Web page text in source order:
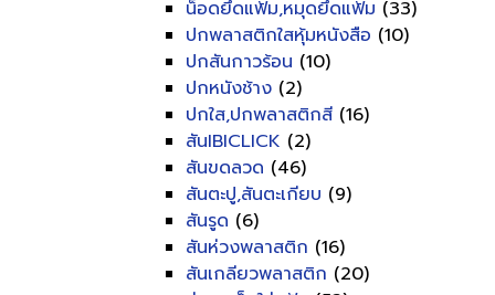
น็อดยึดแฟ้ม,หมุดยึดแฟ้ม (33)
ปกพลาสติกใสหุ้มหนังสือ (10)
ปกสันกาวร้อน (10)
ปกหนังช้าง (2)
ปกใส,ปกพลาสติกสี (16)
สันIBICLICK (2)
สันขดลวด (46)
สันตะปู,สันตะเกียบ (9)
สันรูด (6)
สันห่วงพลาสติก (16)
สันเกลียวพลาสติก (20)